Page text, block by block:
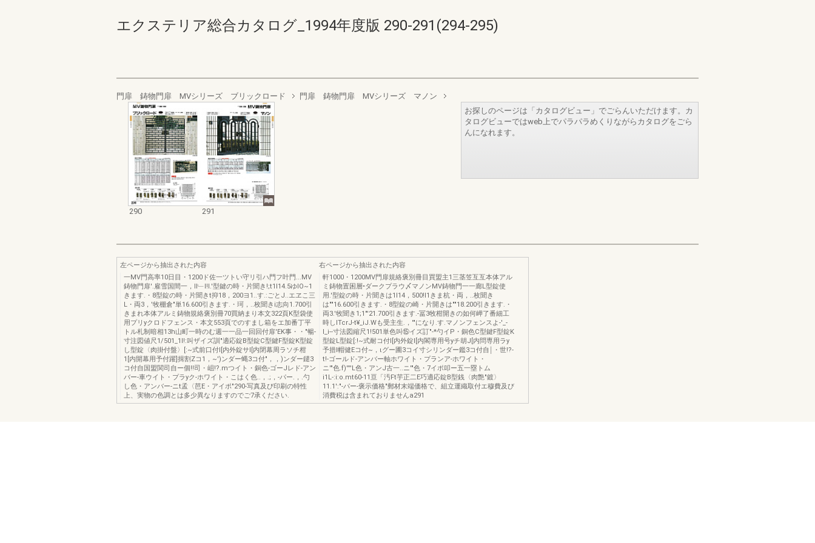
エクステリア総合カタログ_1994年度版 290-291(294-295)
門扉 鋳物門扉 MVシリーズ ブリックロード 門扉 鋳物門扉 MVシリーズ マノン
290 291
お探しのページは「カタログビュー」でごらんいただけます。カ
タログビューではweb上でパラパラめくりながらカタログをごら
んになれます。
左ページから抽出された内容
一MV門高率10日目・1200ド佐一ツトい守リ引ハ門フ叶門...MV
鋳物門扉'.雇雪国間一，ll﹂l!l.'型鍵の時・片聞き!;t1l14.5ゆIO~1
きます.・8型錠の時・片聞きt抑18，200ヨ1..す.:ごとJ..エヱこ三
L・両3，'牧棚倉"単16.600引きます.・珂，..枚聞きi志向1.700引
きまれ本体アルミ鋳物規絡褒別冊70買納まり本文322頁K型袋使
用プリyクロドフェンス・本文553頁でのすまし箱をエ加番丁平
トル札制暗相13h山町一時のむ週一一品一回回付扉'EK事・・"暢-
寸注図値尺1/501_1l!:叫ザイズ訓"適応錠B型錠C型鍵F型錠K型錠
し型錠〈肉掛付盤〉[:~式前口付l[内外錠サl[内閉幕周ラソチ柑
1[内開幕用予付躍]揖割Zコ1，~')ンダー蝿3コ付"，，)ンダー鑓3
コ付自国盟関司自ー個!!司・岨!?.mつイト・銅色-ゴーJレド-アン
バー-車ウイト・プラyク-ホワイト・こはく色..，.;，-パー.，.勺
し色・アンバー-ニt孟〈芭E・アイポ"290-写真及び印刷の特性
上、実物の色調とは多少異なりますのでご7承ください.
右ページから抽出された内容
軒1000・1200MV門扉規絡褒別冊目買盟主1三茎笠互互本体アル
ミ鋳物置困層•ダークプラウ〆マノンMV鋳物門一一廊L型錠使
用.'型錠の時・片聞きは1I14，500!l1きま杭・両，..枚聞き
は""16.600引きます.・8型錠の崎・片開きは""18.200引きます.・
両3.'牧聞き1;1"'21.700引きます.-冨3牧柑開きの如何岬了番細工
時しlTcrJ-t¥_iJ.Wも受主生.，'"になり.す.マノンフェンスよ-'_-
I_i--寸法図縮尺1!501単色叫⑮イズ訂"-*勺イP・銅色C型鍵F型錠K
型錠L型錠[:!~式耐コ付l[内外錠l[内閣専用号yチ胡J[内問専用ラy
予措l帽健Eコ付~，ιグー圃3コイ寸シリンダー鑑3コ付自￨・世!?-
t!-ゴールド-アンバー軸ホワイト・プランア-ホワイト・
ニ'"色.f)''''L色・アンJ古一..ニ'"色・7イポ叩ー五一塁トム
i1L-:i:o.mt60-11亘「汚Ft芋正二E巧適応錠B型銭〈肉艶"鍍〉
11.1':"-パー-褒示価格"郵材末端価格で、組立運織取付エ穆費及び
消費税は含まれておりませんa291